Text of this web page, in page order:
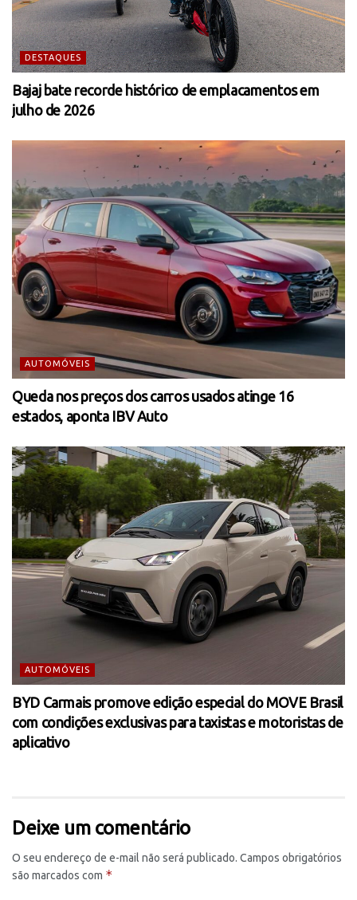
DESTAQUES
Bajaj bate recorde histórico de emplacamentos em
julho de 2026
AUTOMÓVEIS
Queda nos preços dos carros usados atinge 16
estados, aponta IBV Auto
AUTOMÓVEIS
BYD Carmais promove edição especial do MOVE Brasil
com condições exclusivas para taxistas e motoristas de
aplicativo
Deixe um comentário
O seu endereço de e-mail não será publicado. Campos obrigatórios
são marcados com *